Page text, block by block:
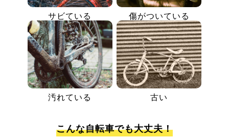
サビている 傷がついている
汚れている 古い
こんな自転車でも大丈夫！